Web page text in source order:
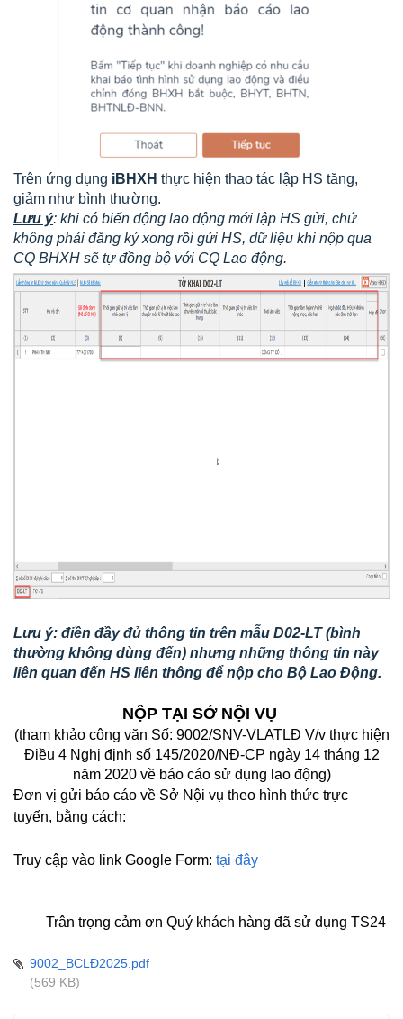
Trên ứng dụng iBHXH thực hiện thao tác lập HS tăng,
giảm như bình thường.
Lưu ý: khi có biến động lao động mới lập HS gửi, chứ
không phải đăng ký xong rồi gửi HS, dữ liệu khi nộp qua
CQ BHXH sẽ tự đồng bộ với CQ Lao động.
Lưu ý: điền đầy đủ thông tin trên mẫu D02-LT (bình
thường không dùng đến) nhưng những thông tin này
liên quan đến HS liên thông để nộp cho Bộ Lao Động.
NỘP TẠI SỞ NỘI VỤ
(tham khảo công văn Số: 9002/SNV-VLATLĐ V/v thực hiện
Điều 4 Nghị định số 145/2020/NĐ-CP ngày 14 tháng 12
năm 2020 về báo cáo sử dụng lao động)
Đơn vị gửi báo cáo về Sở Nội vụ theo hình thức trực
tuyến, bằng cách:
Truy cập vào link Google Form: tại đây
Trân trọng cảm ơn Quý khách hàng đã sử dụng TS24
9002_BCLĐ2025.pdf
(569 KB)